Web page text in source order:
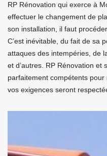
RP Rénovation qui exerce à
effectuer le changement de
son installation, il faut
C’est inévitable, du fait de sa
attaques des intempéries, de
et d’autres. RP Rénovation et
parfaitement compétents pour
vos exigences seront